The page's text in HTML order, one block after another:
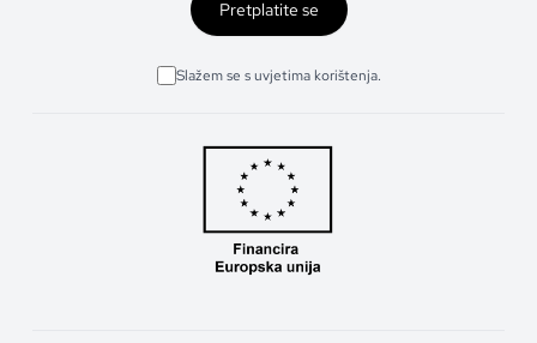
Pretplatite se
Slažem se s uvjetima korištenja.